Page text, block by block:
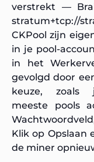
verstrekt —
stratum+tcp://
CKPool zijn
in je pool-
in het
gevolgd door
keuze, zoals
meeste pools
Klik op Opslaan
de miner